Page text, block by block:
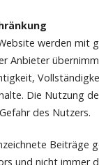
werden mit
Anbieter
Die Nutzung
des Nutzers.
Beiträge
und nicht immer